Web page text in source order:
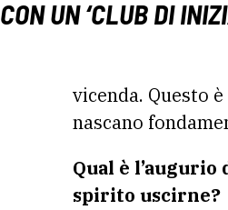
CON UN ‘CLUB DI
vicenda. Questo
nascano
Qual è
spirito uscirne?